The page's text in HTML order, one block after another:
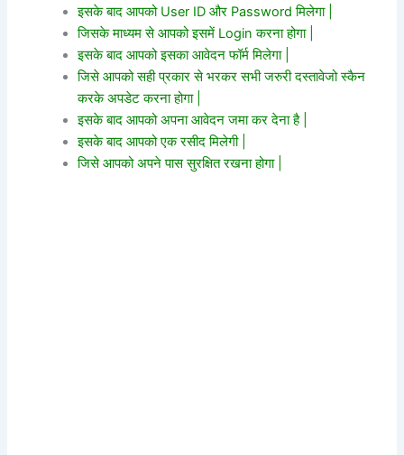
इसके बाद आपको User ID और Password मिलेगा |
जिसके माध्यम से आपको इसमें Login करना होगा |
इसके बाद आपको इसका आवेदन फॉर्म मिलेगा |
जिसे आपको सही प्रकार से भरकर सभी जरुरी दस्तावेजो स्कैन
करके अपडेट करना होगा |
इसके बाद आपको अपना आवेदन जमा कर देना है |
इसके बाद आपको एक रसीद मिलेगी |
जिसे आपको अपने पास सुरक्षित रखना होगा |